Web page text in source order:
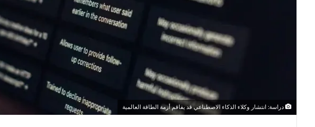
دراسة: انتشار وكلاء الذكاء الاصطناعي قد يفاقم أزمة الطاقة العالمية